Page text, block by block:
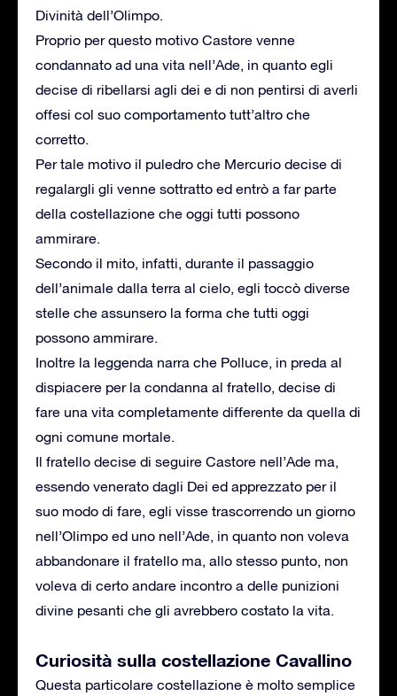
Divinità dell’Olimpo.
Proprio per questo motivo Castore venne
condannato ad una vita nell’Ade, in quanto egli
decise di ribellarsi agli dei e di non pentirsi di averli
offesi col suo comportamento tutt’altro che
corretto.
Per tale motivo il puledro che Mercurio decise di
regalargli gli venne sottratto ed entrò a far parte
della costellazione che oggi tutti possono
ammirare.
Secondo il mito, infatti, durante il passaggio
dell’animale dalla terra al cielo, egli toccò diverse
stelle che assunsero la forma che tutti oggi
possono ammirare.
Inoltre la leggenda narra che Polluce, in preda al
dispiacere per la condanna al fratello, decise di
fare una vita completamente differente da quella di
ogni comune mortale.
Il fratello decise di seguire Castore nell’Ade ma,
essendo venerato dagli Dei ed apprezzato per il
suo modo di fare, egli visse trascorrendo un giorno
nell’Olimpo ed uno nell’Ade, in quanto non voleva
abbandonare il fratello ma, allo stesso punto, non
voleva di certo andare incontro a delle punizioni
divine pesanti che gli avrebbero costato la vita.
Curiosità sulla costellazione Cavallino
Questa particolare costellazione è molto semplice